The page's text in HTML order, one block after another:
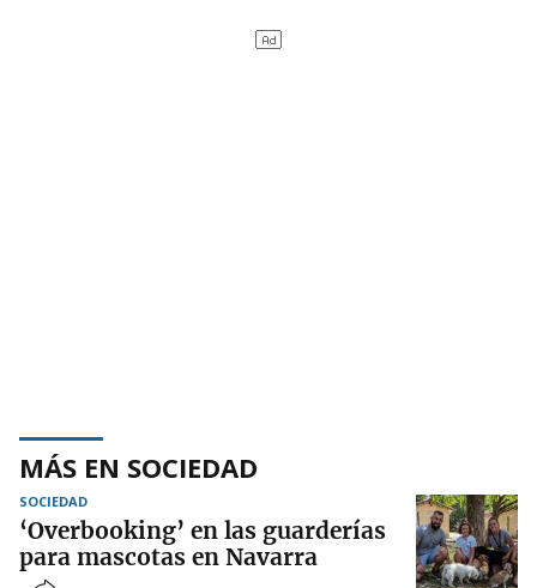
MÁS EN SOCIEDAD
SOCIEDAD
‘Overbooking’ en las guarderías
para mascotas en Navarra